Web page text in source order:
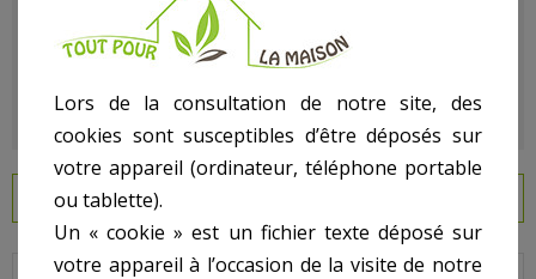
EN SAVOIR PLUS
Lors de la consultation de notre site, des
cookies sont susceptibles d’être déposés sur
votre appareil (ordinateur, téléphone portable
ou tablette).
Un « cookie » est un fichier texte déposé sur
votre appareil à l’occasion de la visite de notre